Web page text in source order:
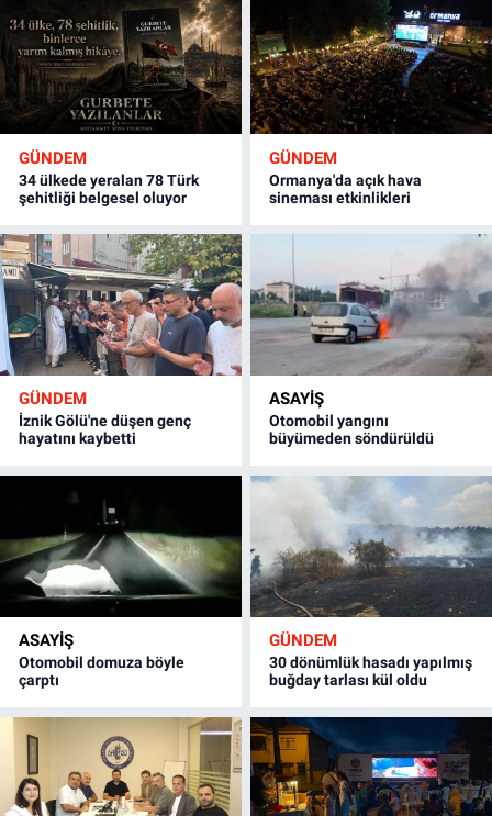
GÜNDEM
34 ülkede yeralan 78 Türk
şehitliği belgesel oluyor
GÜNDEM
Ormanya'da açık hava
sineması etkinlikleri
GÜNDEM
İznik Gölü'ne düşen genç
hayatını kaybetti
ASAYİŞ
Otomobil yangını
büyümeden söndürüldü
ASAYİŞ
Otomobil domuza böyle
çarptı
GÜNDEM
30 dönümlük hasadı yapılmış
buğday tarlası kül oldu